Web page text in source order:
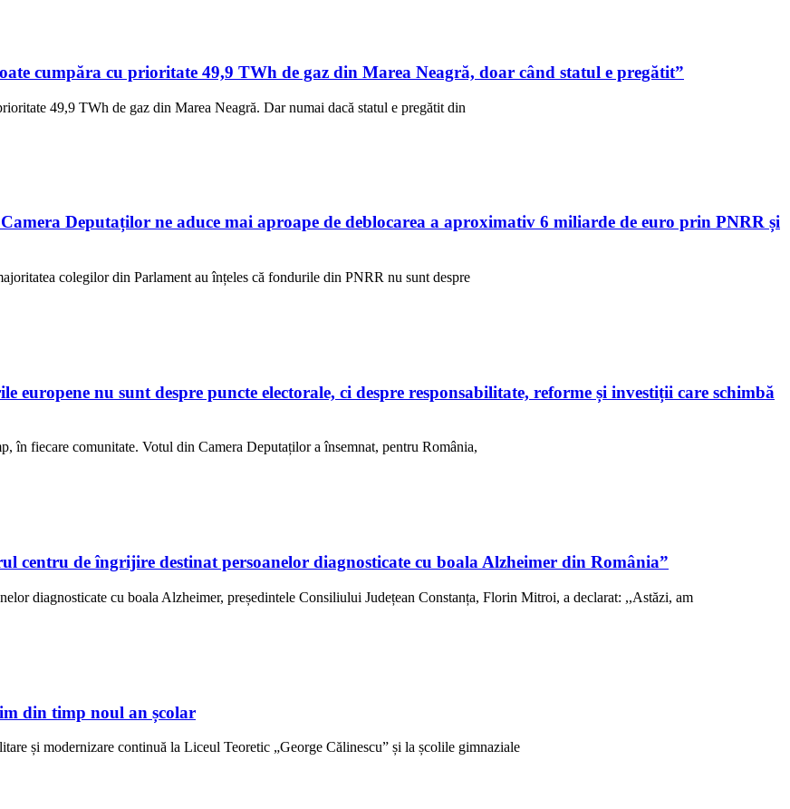
cumpăra cu prioritate 49,9 TWh de gaz din Marea Neagră, doar când statul e pregătit”
49,9 TWh de gaz din Marea Neagră. Dar numai dacă statul e pregătit din
Deputaților ne aduce mai aproape de deblocarea a aproximativ 6 miliarde de euro prin PNRR și
colegilor din Parlament au înțeles că fondurile din PNRR nu sunt despre
nu sunt despre puncte electorale, ci despre responsabilitate, reforme și investiții care schimbă
în fiecare comunitate. Votul din Camera Deputaților a însemnat, pentru România,
de îngrijire destinat persoanelor diagnosticate cu boala Alzheimer din România”
diagnosticate cu boala Alzheimer, președintele Consiliului Județean Constanța, Florin Mitroi, a declarat: ,,Astăzi, am
din timp noul an școlar
și modernizare continuă la Liceul Teoretic „George Călinescu” și la școlile gimnaziale